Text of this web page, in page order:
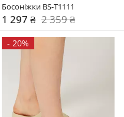
Босоніжки BS-T1111
1 297 ₴ 2 359 ₴
- 20%